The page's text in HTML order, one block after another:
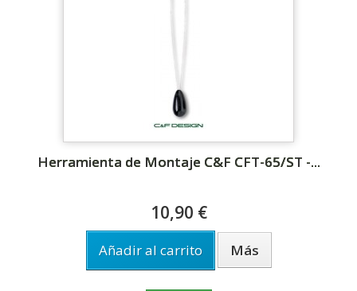
Herramienta de Montaje C&F CFT-65/ST -...
10,90 €
Añadir al carrito Más